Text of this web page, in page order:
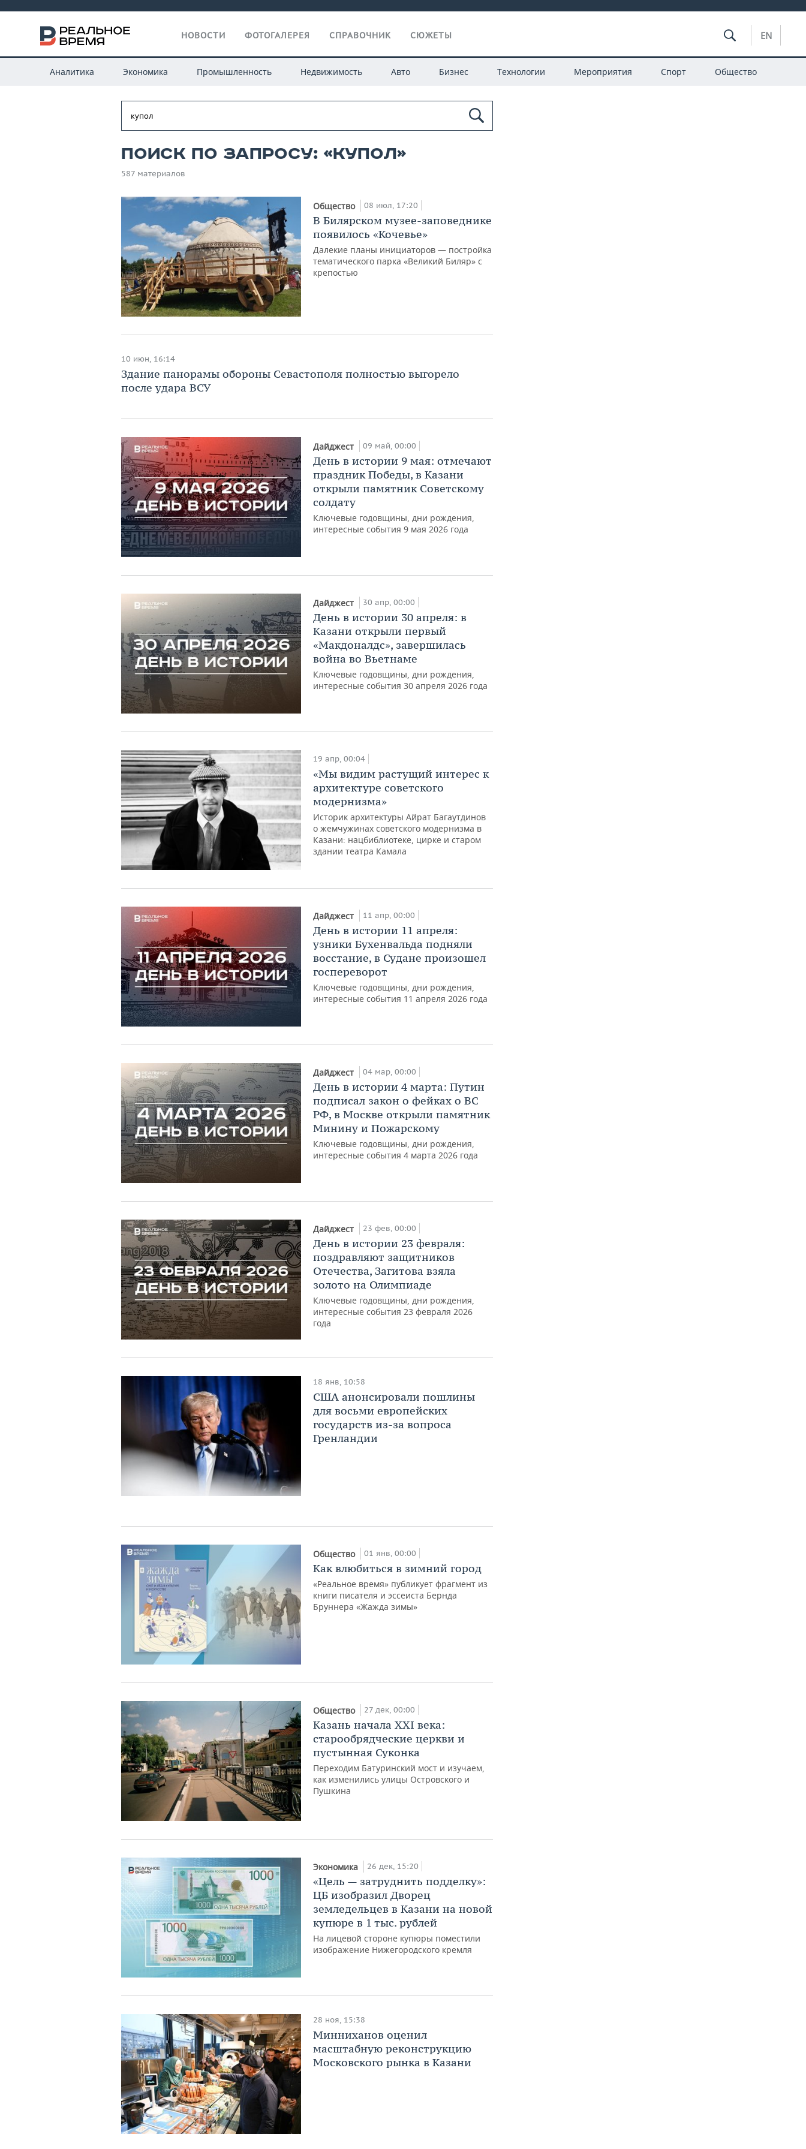
НОВОСТИ ФОТОГАЛЕРЕЯ СПРАВОЧНИК СЮЖЕТЫ EN
Аналитика Экономика Промышленность Недвижимость Авто Бизнес Технологии Мероприятия Спорт Общество
Поиск по запросу: «купол»
587 материалов
Общество 08 июл, 17:20
В Билярском музее-заповеднике
появилось «Кочевье»
Далекие планы инициаторов — постройка
тематического парка «Великий Биляр» с
крепостью
10 июн, 16:14
Здание панорамы обороны Севастополя полностью выгорело
после удара ВСУ
Дайджест 09 май, 00:00
День в истории 9 мая: отмечают
праздник Победы, в Казани
открыли памятник Советскому
солдату
Ключевые годовщины, дни рождения,
интересные события 9 мая 2026 года
Дайджест 30 апр, 00:00
День в истории 30 апреля: в
Казани открыли первый
«Макдоналдс», завершилась
война во Вьетнаме
Ключевые годовщины, дни рождения,
интересные события 30 апреля 2026 года
19 апр, 00:04
«Мы видим растущий интерес к
архитектуре советского
модернизма»
Историк архитектуры Айрат Багаутдинов
о жемчужинах советского модернизма в
Казани: нацбиблиотеке, цирке и старом
здании театра Камала
Дайджест 11 апр, 00:00
День в истории 11 апреля:
узники Бухенвальда подняли
восстание, в Судане произошел
госпереворот
Ключевые годовщины, дни рождения,
интересные события 11 апреля 2026 года
Дайджест 04 мар, 00:00
День в истории 4 марта: Путин
подписал закон о фейках о ВС
РФ, в Москве открыли памятник
Минину и Пожарскому
Ключевые годовщины, дни рождения,
интересные события 4 марта 2026 года
Дайджест 23 фев, 00:00
День в истории 23 февраля:
поздравляют защитников
Отечества, Загитова взяла
золото на Олимпиаде
Ключевые годовщины, дни рождения,
интересные события 23 февраля 2026
года
18 янв, 10:58
США анонсировали пошлины
для восьми европейских
государств из-за вопроса
Гренландии
Общество 01 янв, 00:00
Как влюбиться в зимний город
«Реальное время» публикует фрагмент из
книги писателя и эссеиста Бернда
Бруннера «Жажда зимы»
Общество 27 дек, 00:00
Казань начала XXI века:
старообрядческие церкви и
пустынная Суконка
Переходим Батуринский мост и изучаем,
как изменились улицы Островского и
Пушкина
Экономика 26 дек, 15:20
«Цель — затруднить подделку»:
ЦБ изобразил Дворец
земледельцев в Казани на новой
купюре в 1 тыс. рублей
На лицевой стороне купюры поместили
изображение Нижегородского кремля
28 ноя, 15:38
Минниханов оценил
масштабную реконструкцию
Московского рынка в Казани